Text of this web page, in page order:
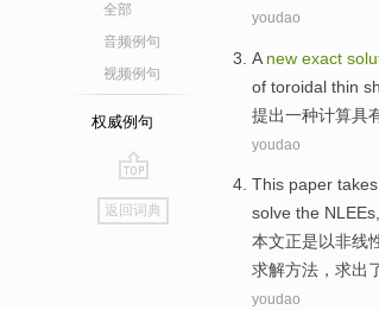
全部
音频例句
视频例句
权威例句
go
top
返回词典
youdao
A new exact
of toroidal thin
提出一种计算具
youdao
This paper takes
solve the NLEEs,
本文正是以非线
求解方法 ， 求出
youdao